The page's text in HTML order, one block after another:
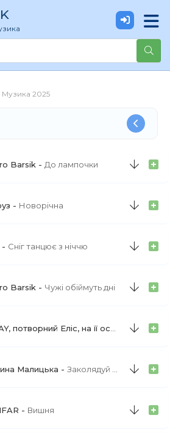
Музика 2025
Barsik До лампочки
Новорічна
Сніг танцює з ніччю
Barsik Чужі обіймуть дні
На її
Малицька Заколядуй моя країна
Вишня